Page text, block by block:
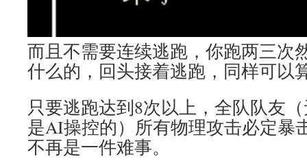
而且不需要连续逃跑，你跑两三次
什么的，回头接着逃跑，同样可以
只要逃跑达到8次以上，全队队友
是AI操控的）所有物理攻击必定暴
不再是一件难事。